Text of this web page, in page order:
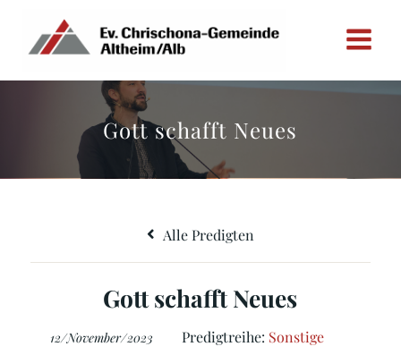
Inhalt
Gott schafft Neues
Alle Predigten
Gott schafft Neues
12/November/2023 Predigtreihe: Sonstige